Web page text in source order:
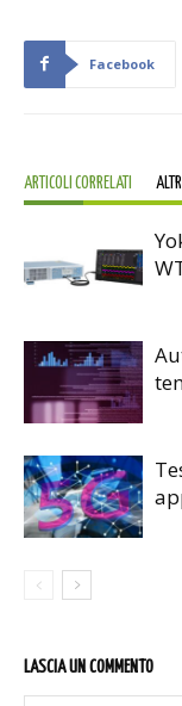
Facebook
ARTICOLI CORRELATI
LASCIA UN COMMENTO